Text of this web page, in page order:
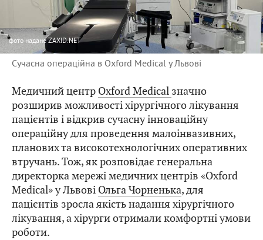
фото надане ZAXID.NET
Сучасна операційна в Oxford Medical у Львові
Медичний центр Oxford Medical значно
розширив можливості хірургічного лікування
пацієнтів і відкрив сучасну інноваційну
операційну для проведення малоінвазивних,
планових та високотехнологічних оперативних
втручань. Тож, як розповідає генеральна
директорка мережі медичних центрів «Oxford
Medical» у Львові Ольга Чорненька, для
пацієнтів зросла якість надання хірургічного
лікування, а хірурги отримали комфортні умови
роботи.